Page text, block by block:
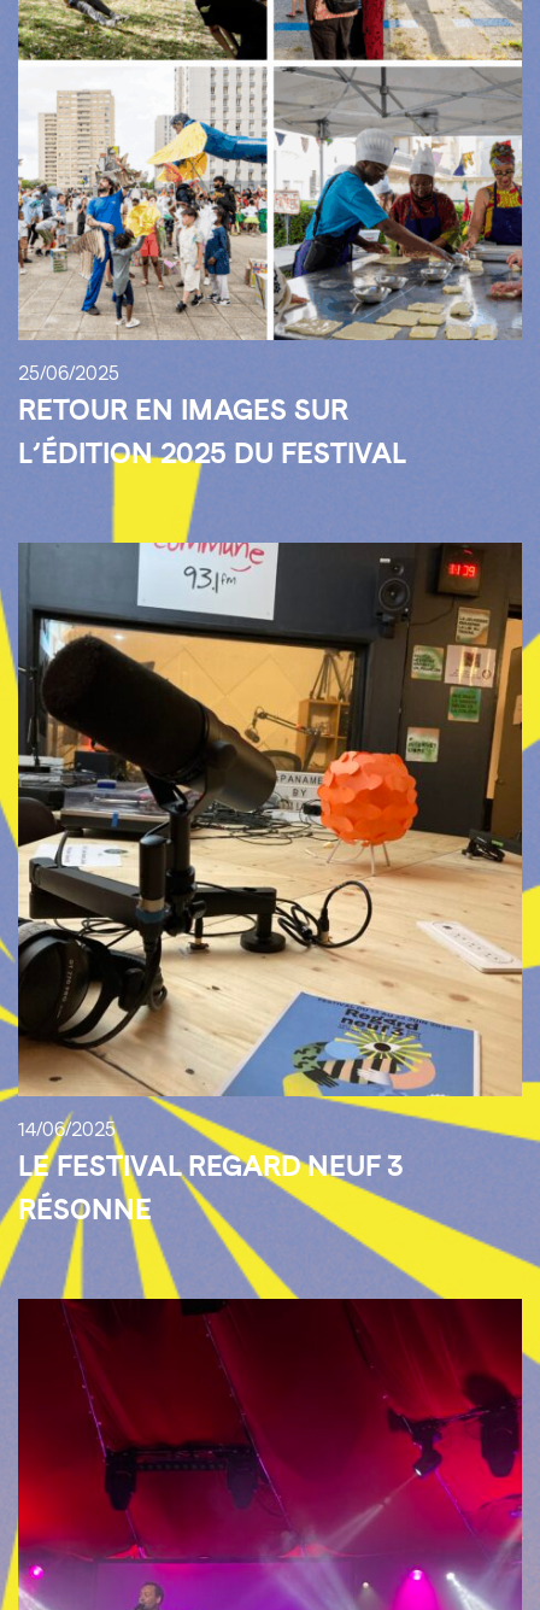
25/06/2025
RETOUR EN IMAGES SUR
L’ÉDITION 2025 DU FESTIVAL
14/06/2025
LE FESTIVAL REGARD NEUF 3
RÉSONNE